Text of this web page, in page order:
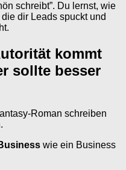
schreibt”. Du lernst, wie
dir Leads spuckt und
kommt
sollte besser
Roman schreiben
wie ein Business